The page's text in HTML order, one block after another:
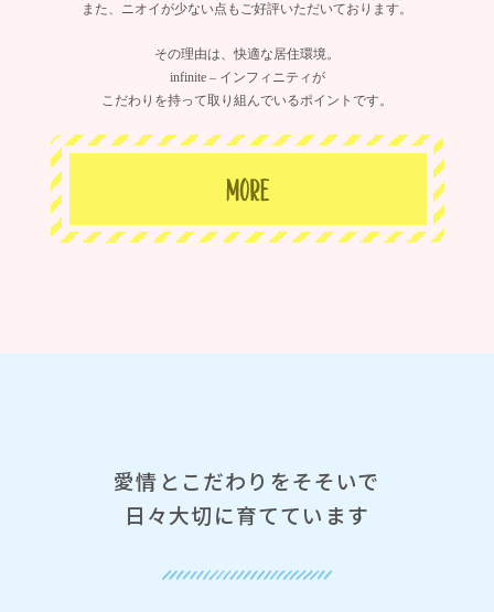
また、ニオイが少ない点もご好評いただいております。
その理由は、快適な居住環境。
infinite – インフィニティが
こだわりを持って取り組んでいるポイントです。
愛情とこだわりをそそいで
日々大切に育てています